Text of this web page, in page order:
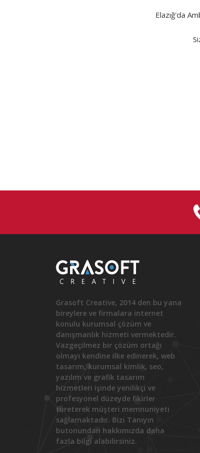
Elazığ'da
Grasoft Creative, 2014 den bu yana
bireylere ve firmalara internet
konulu kurumsal çözüm ve
danışmanlık hizmeti vermektedir.
Vazgeçilmez bir çözüm ortağı
olmayı kendine ilke edinerek, web
tasarım, kurumsal kimlik, seo,
yazılım ve grafik tasarım
hizmetleri işinde yenilikçi ve
profesyonel düzeyde fikirler
türeterek müşteri memnuniyeti
sağlamaktadır. Bizi Tanıyın
butonundan hakkımızda daha
fazla bilgi alabilirsiniz.